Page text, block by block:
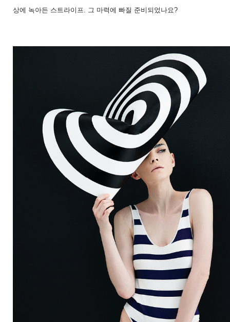
상에 녹아든 스트라이프. 그 마력에 빠질 준비되었나요?